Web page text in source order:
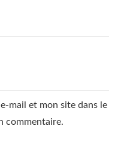
mail et mon site dans le
commentaire.